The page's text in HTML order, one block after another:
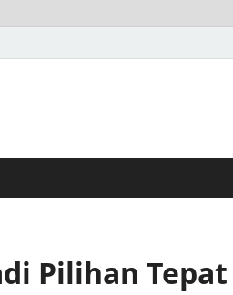
Pilihan Tepat